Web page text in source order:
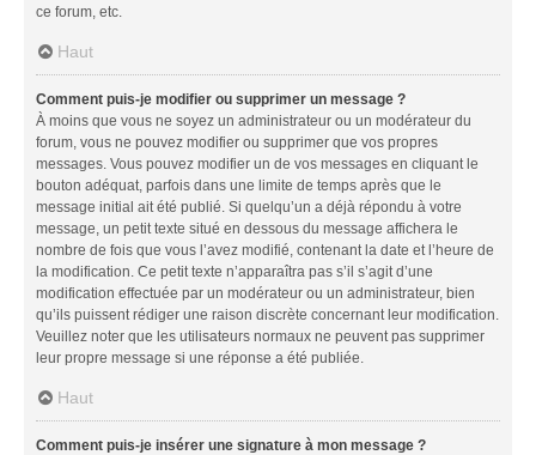
ce forum, etc.
Haut
Comment puis-je modifier ou supprimer un message ?
À moins que vous ne soyez un administrateur ou un modérateur du
forum, vous ne pouvez modifier ou supprimer que vos propres
messages. Vous pouvez modifier un de vos messages en cliquant le
bouton adéquat, parfois dans une limite de temps après que le
message initial ait été publié. Si quelqu’un a déjà répondu à votre
message, un petit texte situé en dessous du message affichera le
nombre de fois que vous l’avez modifié, contenant la date et l’heure de
la modification. Ce petit texte n’apparaîtra pas s’il s’agit d’une
modification effectuée par un modérateur ou un administrateur, bien
qu’ils puissent rédiger une raison discrète concernant leur modification.
Veuillez noter que les utilisateurs normaux ne peuvent pas supprimer
leur propre message si une réponse a été publiée.
Haut
Comment puis-je insérer une signature à mon message ?